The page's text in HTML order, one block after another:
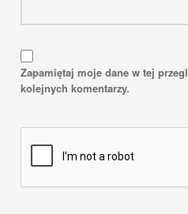
Zapamiętaj moje dane w tej
kolejnych komentarzy.